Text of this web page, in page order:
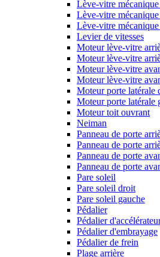
Lève-vitre
Lève-vitre
Lève-vitre
Levier de vitesses
Moteur lève-vitre
Moteur lève-vitre
Moteur lève-vitre
Moteur lève-vitre
Moteur porte latérale
Moteur porte latérale
Moteur toit ouvrant
Neiman
Panneau de porte
Panneau de porte
Panneau de porte
Panneau de porte
Pare soleil
Pare soleil droit
Pare soleil gauche
Pédalier
Pédalier
Pédalier d'embrayage
Pédalier de frein
Plage arrière